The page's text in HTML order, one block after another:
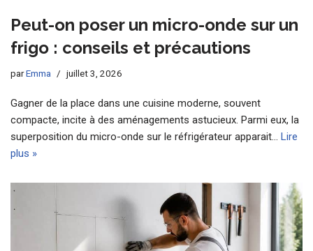
Peut-on poser un micro-onde sur un
frigo : conseils et précautions
parEmma juillet 3, 2026
Gagner de la place dans une cuisine moderne, souvent
compacte, incite à des aménagements astucieux. Parmi eux, la
superposition du micro-onde sur le réfrigérateur apparait… Lire
plus »